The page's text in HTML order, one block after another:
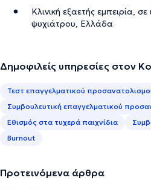
Κλινική εξαετής εμπειρία, σε
ψυχιάτρου, Ελλάδα
Δημοφιλείς υπηρεσίες στον
Τεστ επαγγελματικού
Συμβουλευτική επαγγελματικού
Εθισμός στα τυχερά παιχνίδια
Burnout
Προτεινόμενα άρθρα